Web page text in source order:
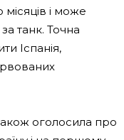
і може
танк. Точна
Іспанія,
оголосила про